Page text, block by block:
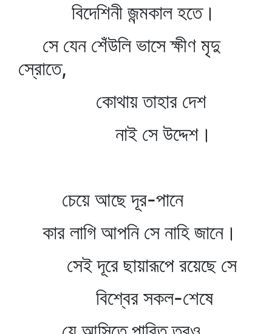
বিদেশিনী জন্মকাল হতে।
সে যেন শেঁউলি ভাসে ক্ষীণ মৃদু
স্রোতে,
কোথায় তাহার দেশ
নাই সে উদ্দেশ।
চেয়ে আছে দূর-পানে
কার লাগি আপনি সে নাহি জানে।
সেই দূরে ছায়ারূপে রয়েছে সে
বিশ্বের সকল-শেষে